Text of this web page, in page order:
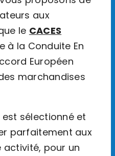
aux
le CACES
à la Conduite En
Européen
marchandises
sélectionné et
parfaitement aux
pour un